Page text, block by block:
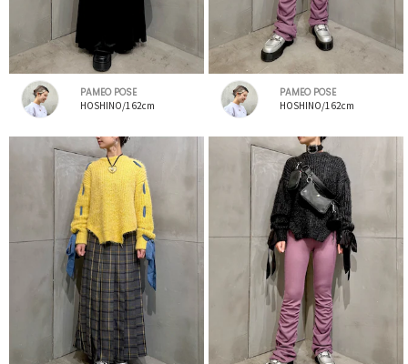
PAMEO POSE
HOSHINO/162cm
PAMEO POSE
HOSHINO/162cm